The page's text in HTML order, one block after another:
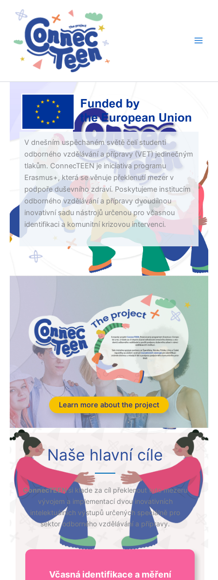
V dnešním uspěchaném světě čelí studenti
odborného vzdělávání a přípravy (VET) jedinečným
tlakům. ConnecTEEN je iniciativa programu
Erasmus+, která se věnuje překlenutí mezer v
podpoře duševního zdraví. Poskytujeme institucím
odborného vzdělávání a přípravy dvoudílnou
inovativní sadu nástrojů určenou pro včasnou
identifikaci a komunitní krizovou intervenci.
Learn more about the project
Naše hlavní cíle
ConnecTEENsi klade za cíl překlenout tuto mezeru
vývojem a implementací dvou inovativních
intelektuálních výstupů určených speciálně pro
sektor odborného vzdělávání a přípravy.
Včasná identifikace a měření